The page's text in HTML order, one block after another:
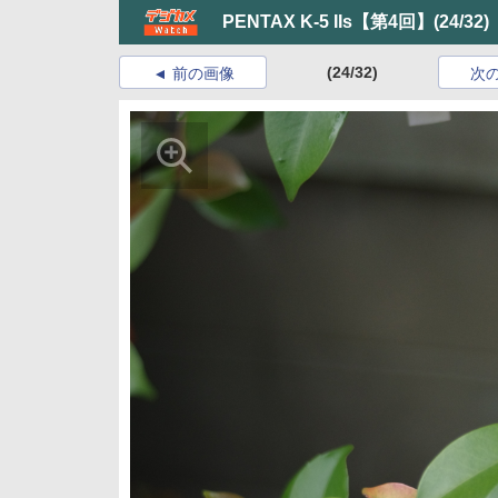
PENTAX K-5 IIs【第4回】 (24/32)
前の画像 (24/32) 次